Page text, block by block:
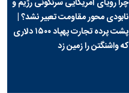
چرا رویای آمریکایی سرنگونی رژیم و
نابودی محور مقاومت تعبیر نشد؟ |
پشت پرده تجارت پهپاد‌ ۱۵۰۰ دلاری
که واشنگتن را زمین زد